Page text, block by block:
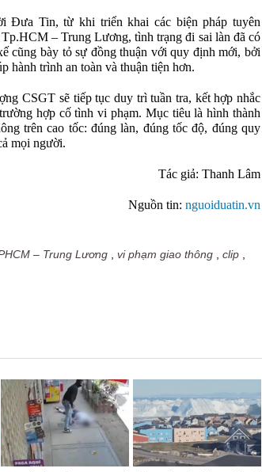
Đưa Tin, từ khi triển khai các biện pháp tuyên
– Trung Lương, tình trạng đi sai làn đã có
cũng bày tỏ sự đồng thuận với quy định mới, bởi
hành trình an toàn và thuận tiện hơn.
CSGT sẽ tiếp tục duy trì tuần tra, kết hợp nhắc
hợp cố tình vi phạm. Mục tiêu là hình thành
trên cao tốc: đúng làn, đúng tốc độ, đúng quy
mọi người.
Tác giả: Thanh Lâm
Nguồn tin: nguoiduatin.vn
– Trung Lương , vi phạm giao thông , clip ,